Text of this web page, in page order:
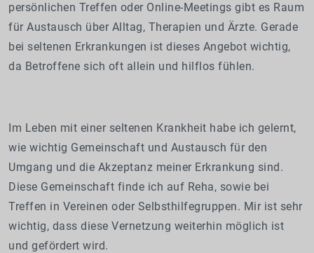
persönlichen Treffen oder Online-Meetings gibt es Raum
für Austausch über Alltag, Therapien und Ärzte. Gerade
bei seltenen Erkrankungen ist dieses Angebot wichtig,
da Betroffene sich oft allein und hilflos fühlen.
Im Leben mit einer seltenen Krankheit habe ich gelernt,
wie wichtig Gemeinschaft und Austausch für den
Umgang und die Akzeptanz meiner Erkrankung sind.
Diese Gemeinschaft finde ich auf Reha, sowie bei
Treffen in Vereinen oder Selbsthilfegruppen. Mir ist sehr
wichtig, dass diese Vernetzung weiterhin möglich ist
und gefördert wird.